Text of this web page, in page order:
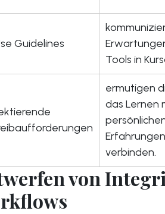
Guidelines
Tools in
ermutigen
das Lernen
verbinden.
von